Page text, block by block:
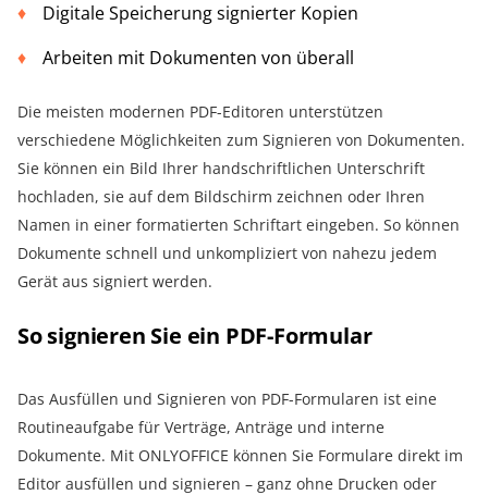
Digitale Speicherung signierter Kopien
Arbeiten mit Dokumenten von überall
Die meisten modernen PDF-Editoren unterstützen
verschiedene Möglichkeiten zum Signieren von Dokumenten.
Sie können ein Bild Ihrer handschriftlichen Unterschrift
hochladen, sie auf dem Bildschirm zeichnen oder Ihren
Namen in einer formatierten Schriftart eingeben. So können
Dokumente schnell und unkompliziert von nahezu jedem
Gerät aus signiert werden.
So signieren Sie ein PDF-Formular
Das Ausfüllen und Signieren von PDF-Formularen ist eine
Routineaufgabe für Verträge, Anträge und interne
Dokumente. Mit ONLYOFFICE können Sie Formulare direkt im
Editor ausfüllen und signieren – ganz ohne Drucken oder